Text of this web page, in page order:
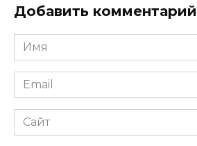
Добавить комментарий
Имя
*
Email
*
Сайт